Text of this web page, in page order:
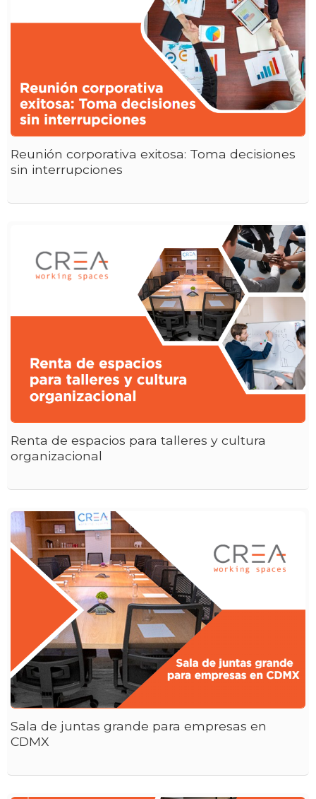
Reunión corporativa exitosa: Toma decisiones
sin interrupciones
Renta de espacios para talleres y cultura
organizacional
Sala de juntas grande para empresas en
CDMX